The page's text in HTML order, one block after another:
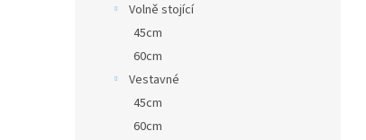
Volně stojící
45cm
60cm
Vestavné
45cm
60cm